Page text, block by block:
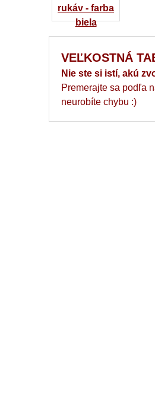
VEĽKOSTNÁ
Nie ste si istí, akú
Premerajte sa podľa
neurobíte chybu :)